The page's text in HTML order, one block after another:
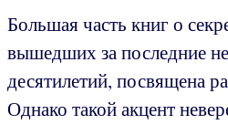
Большая часть книг о
вышедших за последние
десятилетий, посвящена
Однако такой акцент